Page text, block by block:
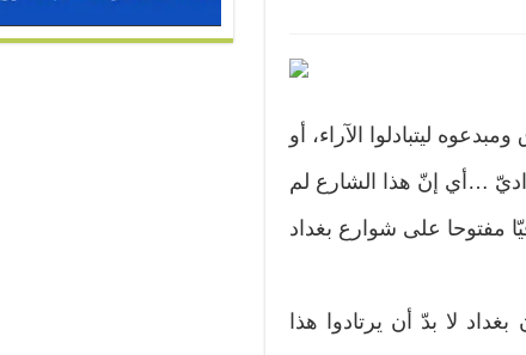
ليتبادلوا الآراء، أو
…أي إنّ هذا الشارع لم
مفتوحا على شوارع بغداد
لا بدّ أن يرتادوا هذا